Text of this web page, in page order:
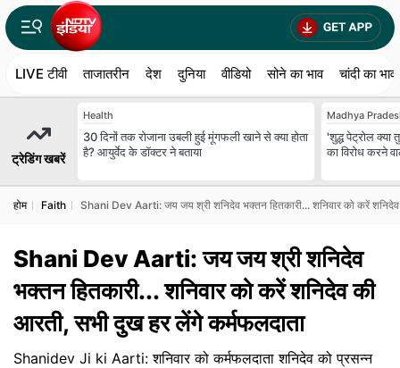
LIVE टीवी ताजातरीन देश दुनिया वीडियो सोने का भाव चांदी का भाव
ट्रेडिंग खबरें
Health
30 दिनों तक रोजाना उबली हुई मूंगफली खाने से क्या होता
है? आयुर्वेद के डॉक्टर ने बताया
Madhya
'शुद्ध पेट्रोल क्या
का विरोध करने
होम Faith Shani Dev Aarti: जय जय श्री शनिदेव भक्तन हितकारी... शनिवार को करें
Shani Dev Aarti: जय जय श्री शनिदेव
भक्तन हितकारी... शनिवार को करें शनिदेव की
आरती, सभी दुख हर लेंगे कर्मफलदाता
Shanidev Ji ki Aarti: शनिवार को कर्मफलदाता शनिदेव को प्रसन्न